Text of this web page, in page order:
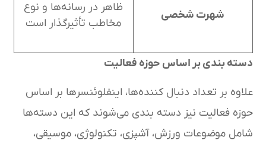
شهرت شخصی
ظاهر در رسانه‌ها و نوع
مخاطب تأثیرگذار است
دسته‌ بندی بر اساس حوزه فعالیت
علاوه بر تعداد دنبال کننده‌ها، اینفلوئنسرها بر اساس
حوزه فعالیت نیز دسته‌ بندی می‌شوند که این دسته‌ها
شامل موضوعات ورزش، آشپزی، تکنولوژی، موسیقی،